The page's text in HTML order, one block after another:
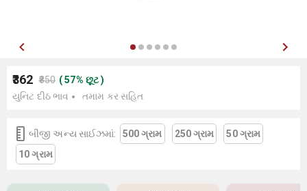
₹362 ₹850 (57% છૂટ)
યુનિટ દીઠ ભાવ
તમામ કર સહિત
બીજી અન્ય સાઈઝમાં: 500 ગ્રામ 250 ગ્રામ
50 ગ્રામ
10 ગ્રામ